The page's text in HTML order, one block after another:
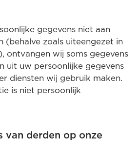
gegevens niet aan
(behalve zoals uiteengezet in
ontvangen wij soms gegevens
uit uw persoonlijke gegevens
diensten wij gebruik maken.
is niet persoonlijk
van derden op onze